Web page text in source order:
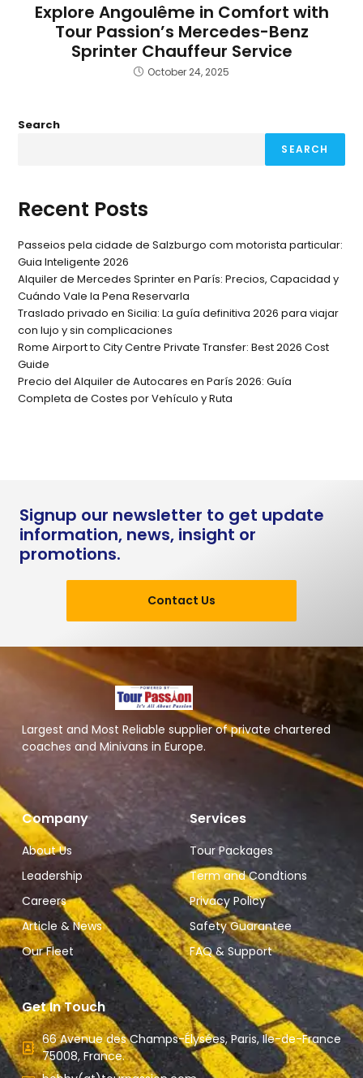
Explore Angoulême in Comfort with
Tour Passion’s Mercedes-Benz
Sprinter Chauffeur Service
October 24, 2025
Search
SEARCH
Recent Posts
Passeios pela cidade de Salzburgo com motorista particular:
Guia Inteligente 2026
Alquiler de Mercedes Sprinter en París: Precios, Capacidad y
Cuándo Vale la Pena Reservarla
Traslado privado en Sicilia: La guía definitiva 2026 para viajar
con lujo y sin complicaciones
Rome Airport to City Centre Private Transfer: Best 2026 Cost
Guide
Precio del Alquiler de Autocares en París 2026: Guía
Completa de Costes por Vehículo y Ruta
Signup our newsletter to get update
information, news, insight or
promotions.
Contact Us
Largest and Most Reliable supplier of private chartered
coaches and Minivans in Europe.
Company
About Us
Leadership
Careers
Article & News
Our Fleet
Services
Tour Packages
Term and Condtions
Privacy Policy
Safety Guarantee
FAQ & Support
Get In Touch
66 Avenue des Champs-Élysées, Paris, Ile-de-France
75008, France.